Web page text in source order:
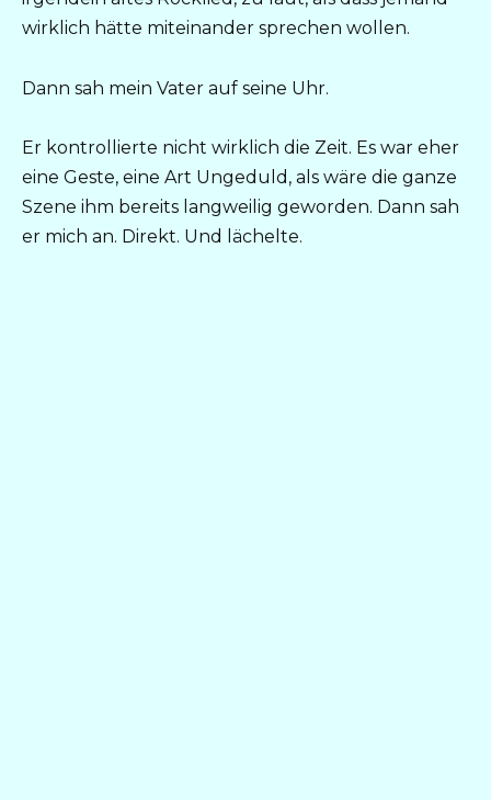
wirklich hätte miteinander sprechen wollen.
Dann sah mein Vater auf seine Uhr.
Er kontrollierte nicht wirklich die Zeit. Es war eher
eine Geste, eine Art Ungeduld, als wäre die ganze
Szene ihm bereits langweilig geworden. Dann sah
er mich an. Direkt. Und lächelte.